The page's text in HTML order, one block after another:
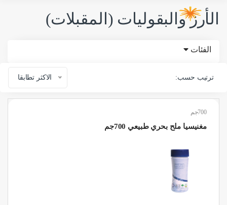
الأرز والبقوليات (المقبلات)
الفئات
ترتيب حسب: الاكثر تطابقا
700جم
مغنيسيا ملح بحري طبيعي 700جم